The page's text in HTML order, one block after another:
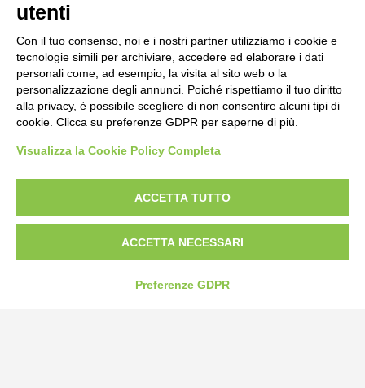
Bogliano Srl
Fax: 0172-487399
utenti
Con il tuo consenso, noi e i nostri partner utilizziamo i cookie e
tecnologie simili per archiviare, accedere ed elaborare i dati
personali come, ad esempio, la visita al sito web o la
personalizzazione degli annunci. Poiché rispettiamo il tuo diritto
alla privacy, è possibile scegliere di non consentire alcuni tipi di
cookie. Clicca su preferenze GDPR per saperne di più.
Visualizza la Cookie Policy Completa
ACCETTA TUTTO
ACCETTA NECESSARI
Preferenze GDPR